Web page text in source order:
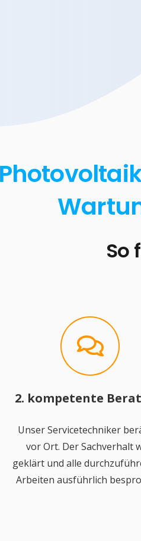
So
2. kompetente
Unser Servicetechniker
vor Ort. Der Sachverhalt
geklärt und alle
Arbeiten ausführlich